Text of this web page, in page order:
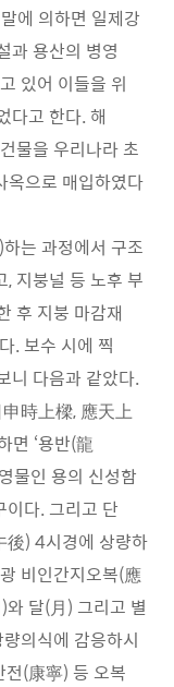
에 의하면 일제강
과 용산의 병영
있어 이들을 위
다고 한다. 해
물을 우리나라 초
옥으로 매입하였다
는 과정에서 구조
지붕널 등 노후 부
후 지붕 마감재
. 보수 시에 찍
니 다음과 같았다.
時上樑, 應天上
면 ‘용반(龍
물인 용의 신성함
다. 그리고 단
) 4시경에 상량하
비인간지오복(應
달(月) 그리고 별
의식에 감응하시
전(康寧) 등 오복